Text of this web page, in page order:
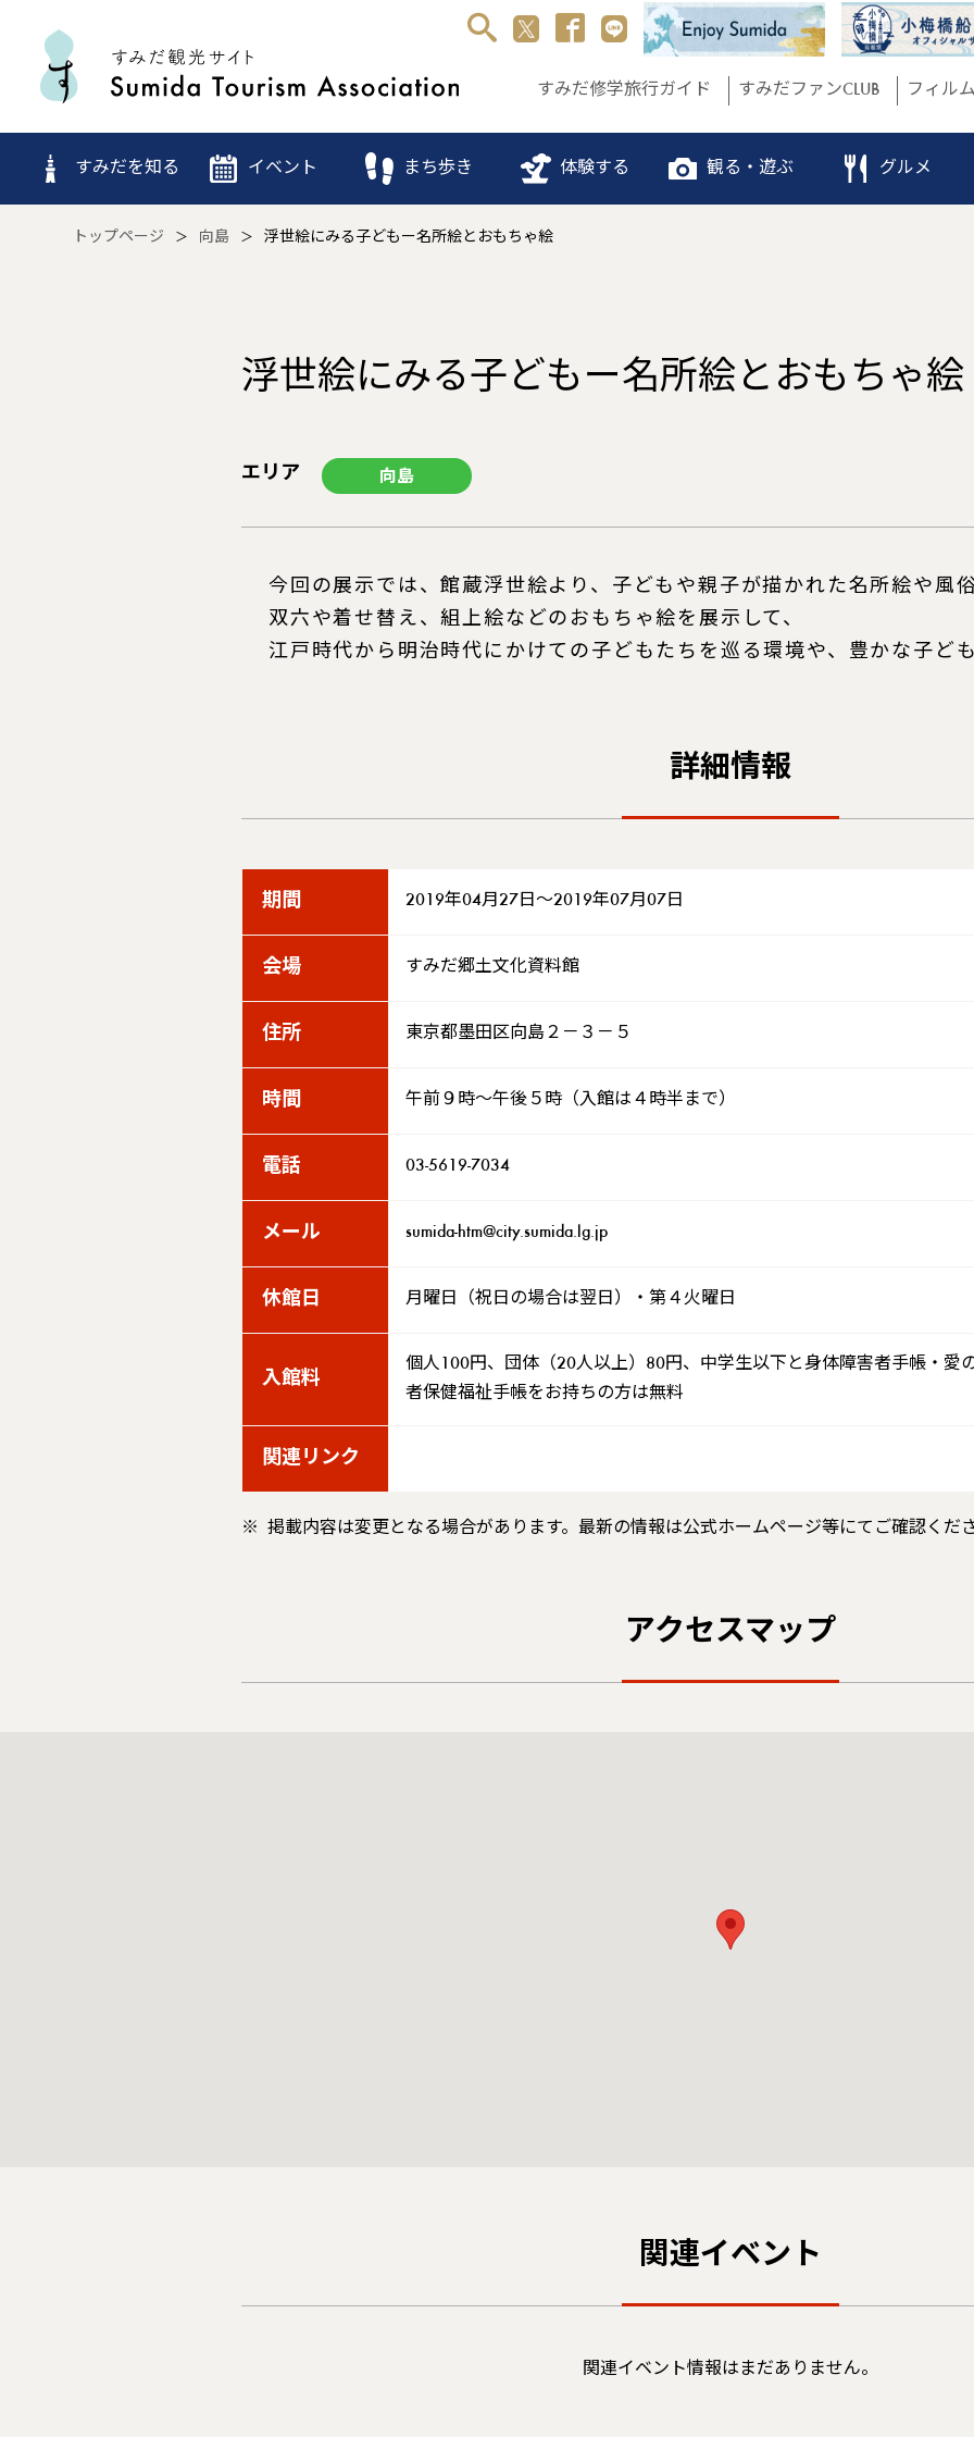
すみだ修学旅行ガイド すみだファンCLUB フィル
すみだを知る イベント まち歩き 体験する 観る・遊ぶ グルメ
トップページ 向島 浮世絵にみる子どもー名所絵とおもちゃ絵
浮世絵にみる子どもー名所絵とおもちゃ絵
エリア 向島
今回の展示では、館蔵浮世絵より、子どもや親子が描かれた名所絵や風
双六や着せ替え、組上絵などのおもちゃ絵を展示して、
江戸時代から明治時代にかけての子どもたちを巡る環境や、豊かな子ど
詳細情報
期間 2019年04月27日～2019年07月07日
会場 すみだ郷土文化資料館
住所 東京都墨田区向島２－３－５
時間 午前９時～午後５時（入館は４時半まで）
電話 03-5619-7034
メール sumida-htm@city.sumida.lg.jp
休館日 月曜日（祝日の場合は翌日）・第４火曜日
入館料
個人100円、団体（20人以上）80円、中学生以下と身体障害者手帳・愛
者保健福祉手帳をお持ちの方は無料
関連リンク
掲載内容は変更となる場合があります。最新の情報は公式ホームページ等にてご確認くだ
アクセスマップ
関連イベント
関連イベント情報はまだありません。